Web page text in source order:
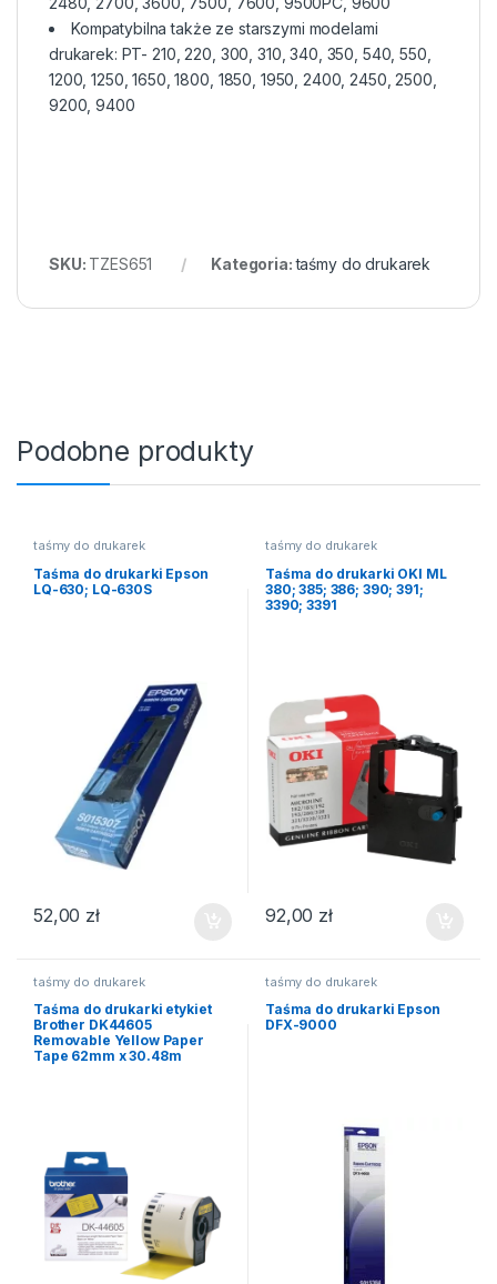
Kompatybilna także ze starszymi modelami
drukarek: PT- 210, 220, 300, 310, 340, 350, 540, 550,
1200, 1250, 1650, 1800, 1850, 1950, 2400, 2450, 2500,
9200, 9400
SKU: TZES651 Kategoria:taśmy do drukarek
Podobne produkty
taśmy do drukarek
Taśma do drukarki Epson
LQ-630; LQ-630S
52,00 zł
taśmy do drukarek
Taśma do drukarki OKI ML
380; 385; 386; 390; 391;
3390; 3391
92,00 zł
taśmy do drukarek
Taśma do drukarki etykiet
Brother DK44605
Removable Yellow Paper
Tape 62mm x 30.48m
taśmy do drukarek
Taśma do drukarki Epson
DFX-9000